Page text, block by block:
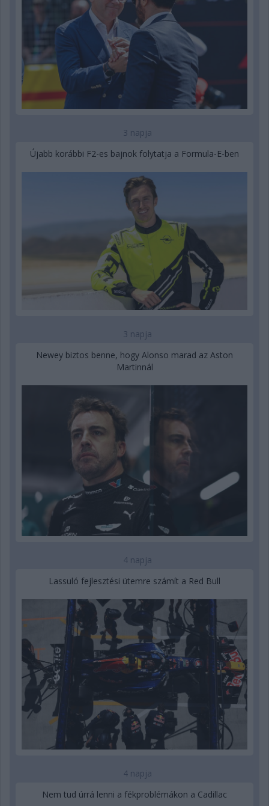
3 napja
Újabb korábbi F2-es bajnok folytatja a Formula-E-ben
3 napja
Newey biztos benne, hogy Alonso marad az Aston
Martinnál
4 napja
Lassuló fejlesztési ütemre számít a Red Bull
4 napja
Nem tud úrrá lenni a fékproblémákon a Cadillac